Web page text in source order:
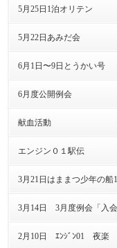
5月25日1泊オリテン
5月22日あみだ会
6月1日〜9日とうかい号
6月度公開例会
献血活動
エンジン０１駅伝
3月21日はままつ少年の船
3月14日 3月度例会「入会
2月10日 ｴﾝｼﾞﾝ01 夜楽